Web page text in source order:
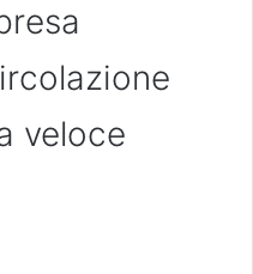
veloce